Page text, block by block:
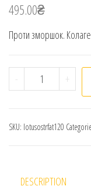
495.00₴
Проти зморшок.
- Lotus Ostrich
+
SKU: lotusostrfat120
DESCRIPTION